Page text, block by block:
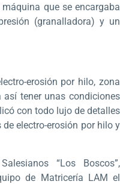
que se encargaba
(granalladora) y un
erosión por hilo, zona
tener unas condiciones
con todo lujo de detalles
electro-erosión por hilo y
“Los Boscos”,
de Matricería LAM el